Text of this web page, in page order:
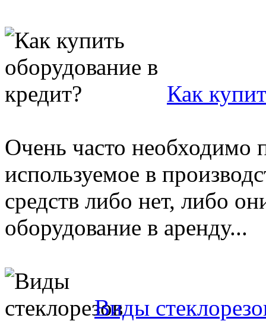
Как
Очень часто необходимо
используемое в
средств либо нет, либо
оборудование в аренду...
Виды